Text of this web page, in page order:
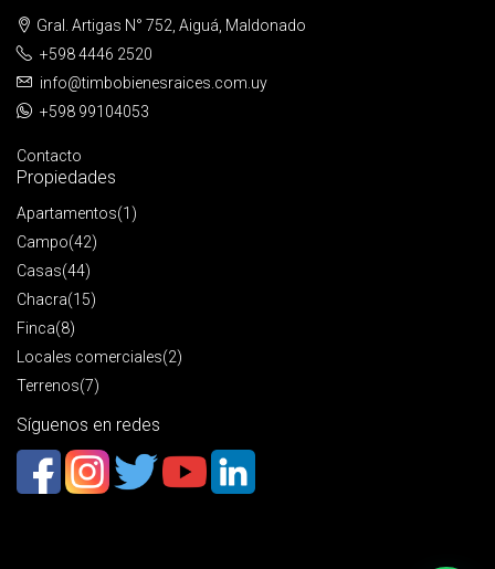
Gral. Artigas N° 752, Aiguá, Maldonado
+598 4446 2520
info@timbobienesraices.com.uy
+598 99104053
Contacto
Propiedades
Apartamentos(1)
Campo(42)
Casas(44)
Chacra(15)
Finca(8)
Locales comerciales(2)
Terrenos(7)
Síguenos en redes